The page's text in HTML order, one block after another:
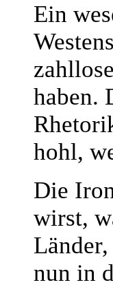
Ein
haben.
hohl,
Die
wirst,
nun in